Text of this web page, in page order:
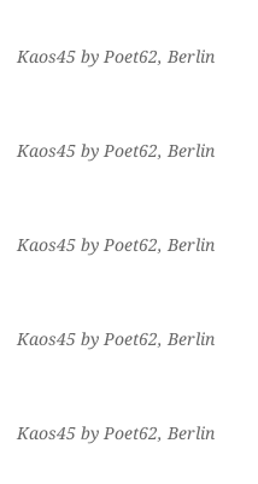
Kaos45 by Poet62, Berlin
Kaos45 by Poet62, Berlin
Kaos45 by Poet62, Berlin
Kaos45 by Poet62, Berlin
Kaos45 by Poet62, Berlin